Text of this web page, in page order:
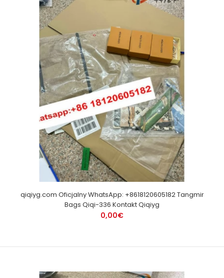
qiqiyg.com Oficjalny WhatsApp: +8618120605182 Tangmir
Bags Qiqi-336 Kontakt Qiqiyg
0,00€